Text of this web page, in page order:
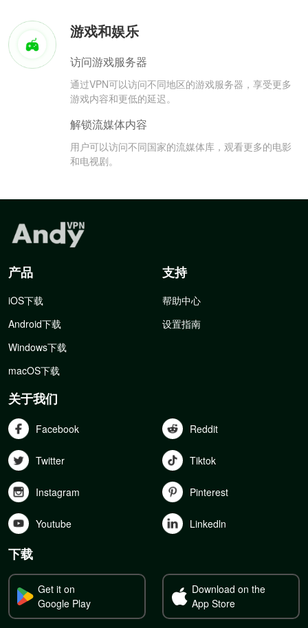
游戏和娱乐
访问游戏服务器
通过VPN可以访问不同地区的游戏服务器，享受更多
游戏内容和更低的延迟。
解锁流媒体内容
用户可以访问不同国家的流媒体库，观看更多的电影
和电视剧。
产品
iOS下载
Android下载
Windows下载
macOS下载
支持
帮助中心
设置指南
关于我们
Facebook Reddit
Twitter Tiktok
Instagram Pinterest
Youtube Linkedln
下载
Get it on
Google Play
Download on the
App Store